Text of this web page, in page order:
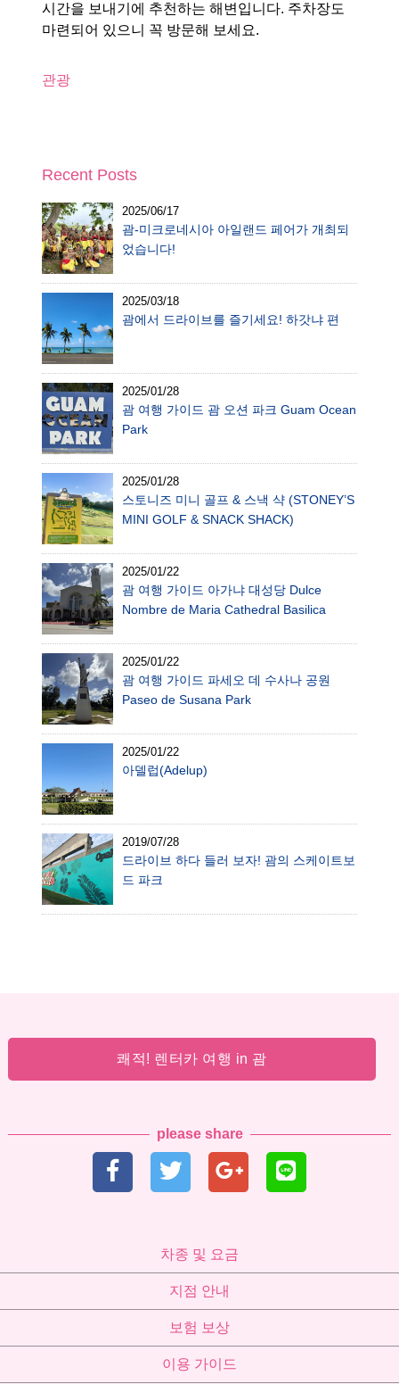
시간을 보내기에 추천하는 해변입니다. 주차장도
마련되어 있으니 꼭 방문해 보세요.
관광
Recent Posts
2025/06/17
괌-미크로네시아 아일랜드 페어가 개최되
었습니다!
2025/03/18
괌에서 드라이브를 즐기세요! 하갓냐 편
2025/01/28
괌 여행 가이드 괌 오션 파크 Guam Ocean
Park
2025/01/28
스토니즈 미니 골프 & 스낵 샥 (STONEY’S
MINI GOLF & SNACK SHACK)
2025/01/22
괌 여행 가이드 아가냐 대성당 Dulce
Nombre de Maria Cathedral Basilica
2025/01/22
괌 여행 가이드 파세오 데 수사나 공원
Paseo de Susana Park
2025/01/22
아델럽(Adelup)
2019/07/28
드라이브 하다 들러 보자! 괌의 스케이트보
드 파크
쾌적! 렌터카 여행 in 괌
please share
차종 및 요금
지점 안내
보험 보상
이용 가이드